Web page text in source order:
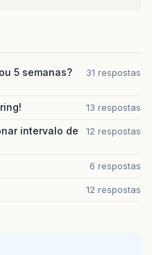
5 semanas?
31 respostas
13 respostas
intervalo de
12 respostas
6 respostas
12 respostas